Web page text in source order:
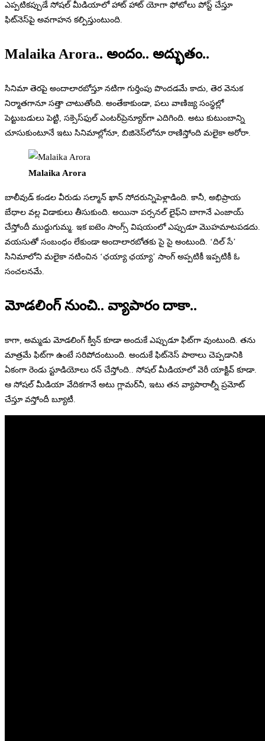
ఎప్పటికప్పుడే సోషల్ మీడియాలో హాట్ హాట్ యోగా ఫోటోలు పోస్ట్ చేస్తూ
ఫిట్‌నెస్‌పై అవగాహన కల్పిస్తుంటుంది.
Malaika Arora.. అందం.. అద్భుతం..
సినిమా తెరపై అందాలారబోస్తూ నటిగా గుర్తింపు పొందడమే కాదు, తెర వెనుక
నిర్మాతగానూ సత్తా చాటుతోంది. అంతేకాకుండా, పలు వాణిజ్య సంస్థల్లో
పెట్టుబడులు పెట్టి, సక్సెస్‌ఫుల్ ఎంటర్‌ప్రెన్యూర్‌గా ఎదిగింది. అటు కుటుంబాన్ని
చూసుకుంటూనే ఇటు సినిమాల్లోనూ, బిజినెస్‌లోనూ రాణిస్తోంది మలైకా అరోరా.
Malaika Arora
బాలీవుడ్ కండల వీరుడు సల్మాన్ ఖాన్ సోదరున్నిపెళ్లాడింది. కానీ, అభిప్రాయ
బేధాల వల్ల విడాకులు తీసుకుంది. అయినా పర్సనల్ లైఫ్‌ని బాగానే ఎంజాయ్
చేస్తోందీ ముద్దుగుమ్మ. ఇక ఐటెం సాంగ్స్ విషయంలో ఎప్పుడూ మొహమాటపడదు.
వయసుతో సంబంధం లేకుండా అందాలారబోతకు సై సై అంటుంది. ‘దిల్ సే’
సినిమాలోని మలైకా నటించిన ‘ఛయ్యా ఛయ్యా’ సాంగ్ అప్పటికీ ఇప్పటికీ ఓ
సంచలనమే.
మోడలింగ్ నుంచి.. వ్యాపారం దాకా..
కాగా, అమ్మడు మోడలింగ్ క్వీన్ కూడా అందుకే ఎప్పుడూ ఫిట్‌గా వుంటుంది. తను
మాత్రమే ఫిట్‌గా ఉంటే సరిపోదంటుంది. అందుకే ఫిట్‌నెస్ పాఠాలు చెప్పడానికి
ఏకంగా రెండు స్టూడియోలు రన్ చేస్తోంది.. సోషల్ మీడియాలో వెరీ యాక్టివ్ కూడా.
ఆ సోషల్ మీడియా వేదికగానే అటు గ్లామర్‌నీ, ఇటు తన వ్యాపారాల్నీ ప్రమోట్
చేస్తూ వస్తోందీ బ్యూటీ.